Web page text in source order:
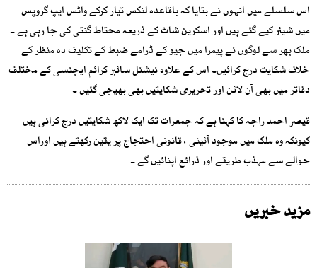
اس سلسلے میں انہوں نے بتایا کہ باقاعدہ لنکس تیار کرکے واٹس ایپ گروپس
میں شیئر کیے گئے ہیں اور اسکرین شاٹ کے ذریعہ محتاط گنتی کی جا رہی ہے ۔
ملک بھر سے لوگوں نے پیمرا میں جیو کے ڈرامے ضبط کے تکلیف دہ منظر کے
خلاف شکایت درج کرائیں۔ اس کے علاوہ نیشنل سائبر کرائم ایجنسی کے مختلف
دفاتر میں بھی آن لائن اور تحریری شکایتیں بھی بھیجی گئیں ۔
قیصر احمد راجہ کا کہنا ہے کہ جمعرات تک ایک لاکھ شکایتیں درج کرانی ہیں
کیونکہ وہ ملک میں موجود آئینی ، قانونی احتجاج پر یقین رکھتے ہیں اوراس
حوالے سے مہذب طریقے اور ذرائع اپنائیں گے ۔
مزید خبریں